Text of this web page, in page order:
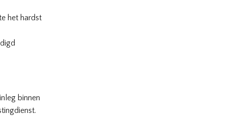
het hardst
binnen